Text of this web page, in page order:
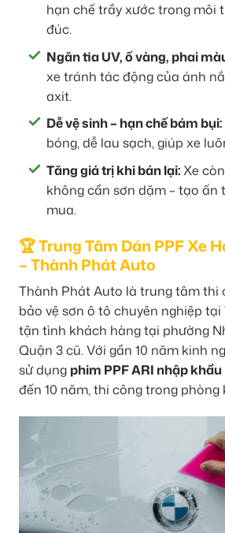
hạn chế trầy xước trong môi
đúc.
Ngăn tia UV, ố vàng, phai
xe tránh tác động của ánh
axit.
Dễ vệ sinh – hạn chế bám bụi:
bóng, dễ lau sạch, giúp xe
Tăng giá trị khi bán lại:Xe
không cần sơn dặm – tạo ấn
mua.
🏆 Trung Tâm Dán PPF Xe
– Thành Phát Auto
Thành Phát Auto là trung tâm thi
bảo vệ sơn ô tô chuyên nghiệp tại
tận tình khách hàng tại phường
Quận 3 cũ. Với gần 10 năm kinh
sử dụng phim PPF ARI nhập khẩu
đến 10 năm, thi công trong